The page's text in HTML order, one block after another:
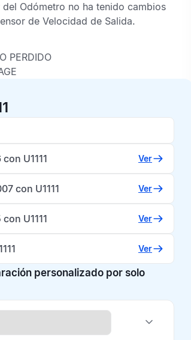
Odómetro no ha tenido cambios
de Velocidad de Salida.
PERDIDO
U1111 Ver
con U1111 Ver
U1111 Ver
Ver
personalizado por solo